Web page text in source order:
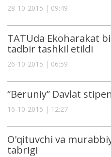
28-10-2015 | 09:49
TATUda Ekoharakat
tadbir tashkil etildi
26-10-2015 | 06:59
“Beruniy” Davlat
16-10-2015 | 12:27
O'qituvchi vа
tabrigi